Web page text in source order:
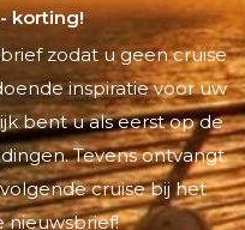
korting!
zodat u geen cruise
inspiratie voor uw
bent u als eerst op de
Tevens ontvangt
cruise bij het
nieuwsbrief!